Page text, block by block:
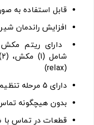
قابل استفاده به
افزایش راندمان
(relax)
دارای 5 مرحله تنظیم از حداقل تا حداکثر
بدون هیچگونه
قطعات در تماس با